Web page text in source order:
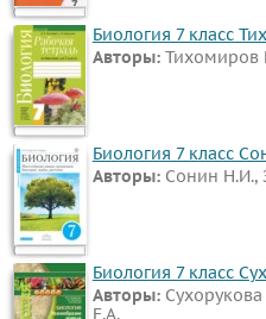
Биология 7 класс
Авторы: Тихомиров
Биология 7 класс
Авторы: Сонин Н.И.,
Биология 7 класс
Авторы:
Е.А.